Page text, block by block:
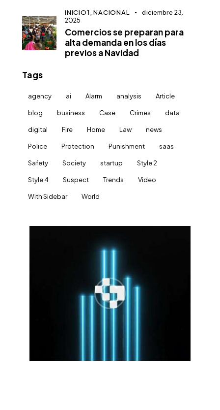
INICIO1,NACIONAL
diciembre 23,
2025
Comercios se preparan para
alta demanda en los días
previos a Navidad
Tags
agency ai Alarm analysis Article
blog business Case Crimes data
digital Fire Home Law news
Police Protection Punishment saas
Safety Society startup Style 2
Style 4 Suspect Trends Video
With Sidebar World